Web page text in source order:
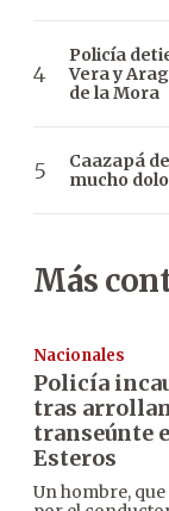
Policía
Vera y
de la Mora
Caazapá
mucho
Más
Nacionales
Policía
tras
transeúnte
Esteros
Un hombre,